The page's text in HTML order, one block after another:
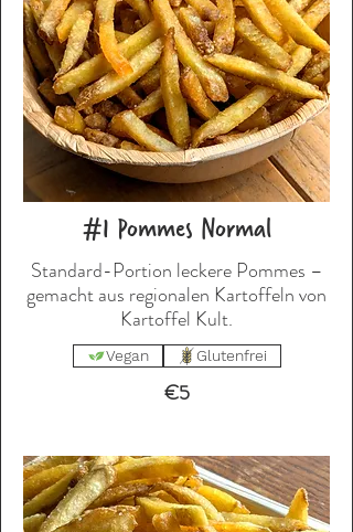
#1 Pommes Normal
Standard-Portion leckere Pommes –
gemacht aus regionalen Kartoffeln von
Kartoffel Kult.
€5
Vegan Glutenfrei